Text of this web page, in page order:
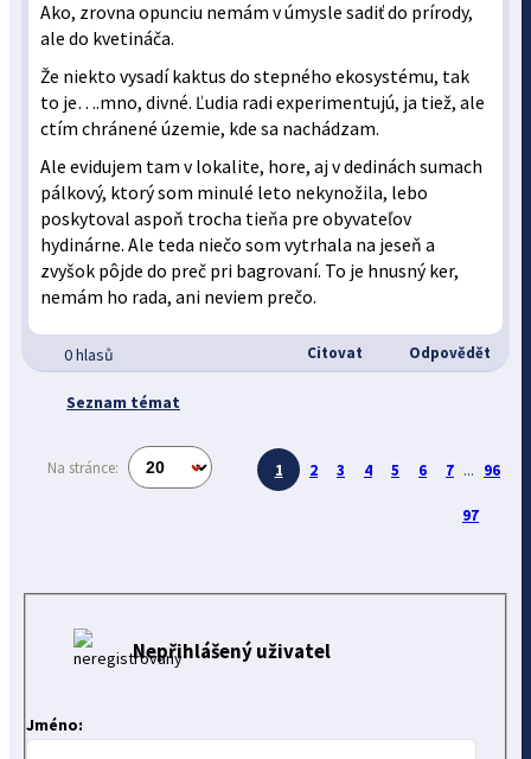
Ako, zrovna opunciu nemám v úmysle sadiť do prírody,
ale do kvetináča.
Že niekto vysadí kaktus do stepného ekosystému, tak
to je….mno, divné. Ľudia radi experimentujú, ja tiež, ale
ctím chránené územie, kde sa nachádzam.
Ale evidujem tam v lokalite, hore, aj v dedinách sumach
pálkový, ktorý som minulé leto nekynožila, lebo
poskytoval aspoň trocha tieňa pre obyvateľov
hydinárne. Ale teda niečo som vytrhala na jeseň a
zvyšok pôjde do preč pri bagrovaní. To je hnusný ker,
nemám ho rada, ani neviem prečo.
0 hlasů Citovat Odpovědět
Seznam témat
Na stránce: 1 2 3 4 5 6 7 ... 96
97
Nepřihlášený uživatel
Jméno: